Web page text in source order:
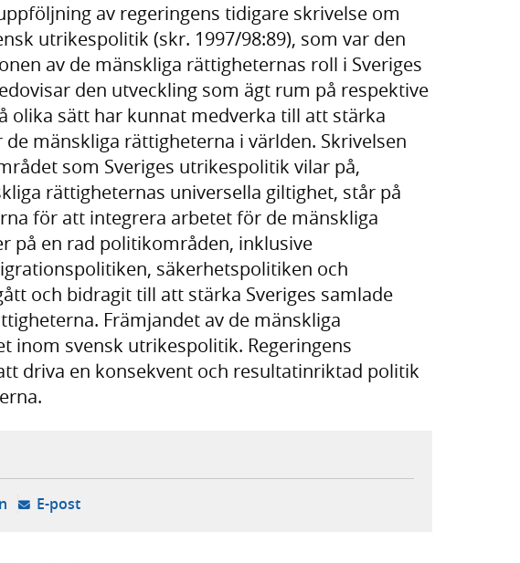
av regeringens tidigare skrivelse om
utrikespolitik (skr. 1997/98:89), som var den
av de mänskliga rättigheternas roll i Sveriges
den utveckling som ägt rum på respektive
olika sätt har kunnat medverka till att stärka
mänskliga rättigheterna i världen. Skrivelsen
som Sveriges utrikespolitik vilar på,
rättigheternas universella giltighet, står på
för att integrera arbetet för de mänskliga
på en rad politikområden, inklusive
säkerhetspolitiken och
och bidragit till att stärka Sveriges samlade
Främjandet av de mänskliga
inom svensk utrikespolitik. Regeringens
driva en konsekvent och resultatinriktad politik
webbplats,
flik, extern webbplats,
- öppnas i ny flik, extern webbplats,
E-post- öppnar din e-postklient,